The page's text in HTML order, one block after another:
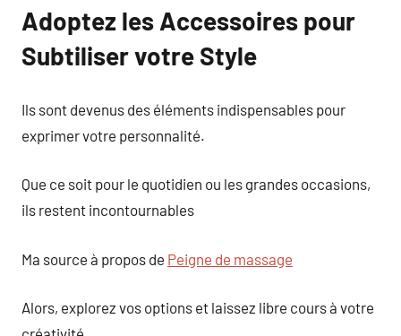
Adoptez les Accessoires pour
Subtiliser votre Style
Ils sont devenus des éléments indispensables pour
exprimer votre personnalité.
Que ce soit pour le quotidien ou les grandes occasions,
ils restent incontournables
Ma source à propos de Peigne de massage
Alors, explorez vos options et laissez libre cours à votre